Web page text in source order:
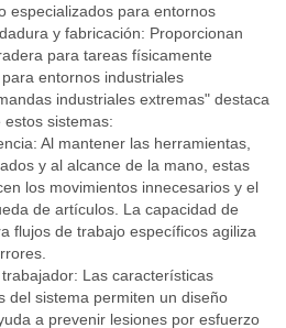
especializados para entornos
y fabricación: Proporcionan
para tareas físicamente
entornos industriales
industriales extremas" destaca
sistemas:
Al mantener las herramientas,
y al alcance de la mano, estas
los movimientos innecesarios y el
de artículos. La capacidad de
flujos de trabajo específicos agiliza
Las características
del sistema permiten un diseño
a prevenir lesiones por esfuerzo